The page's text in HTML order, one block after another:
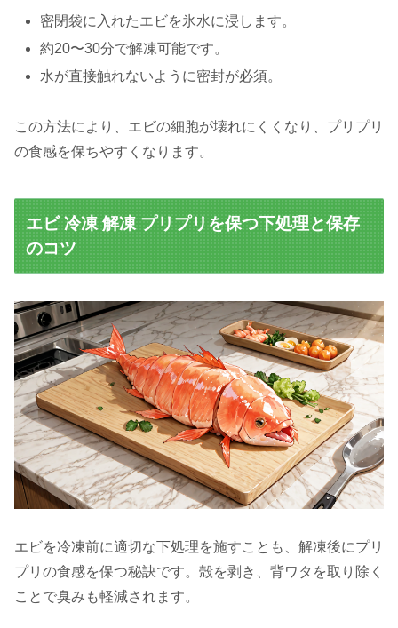
密閉袋に入れたエビを氷水に浸します。
約20〜30分で解凍可能です。
水が直接触れないように密封が必須。
この方法により、エビの細胞が壊れにくくなり、プリプリ
の食感を保ちやすくなります。
エビ 冷凍 解凍 プリプリを保つ下処理と保存
のコツ
エビを冷凍前に適切な下処理を施すことも、解凍後にプリ
プリの食感を保つ秘訣です。殻を剥き、背ワタを取り除く
ことで臭みも軽減されます。